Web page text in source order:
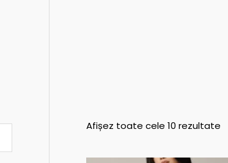
Afișez toate cele 10 rezultate